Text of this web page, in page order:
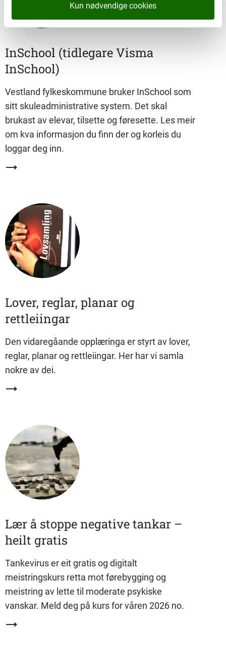
Kun nødvendige cookies
InSchool (tidlegare Visma
InSchool)
Vestland fylkeskommune bruker InSchool som
sitt skuleadministrative system. Det skal
brukast av elevar, tilsette og føresette. Les meir
om kva informasjon du finn der og korleis du
loggar deg inn.
Lover, reglar, planar og
rettleiingar
Den vidaregåande opplæringa er styrt av lover,
reglar, planar og rettleiingar. Her har vi samla
nokre av dei.
Lær å stoppe negative tankar –
heilt gratis
Tankevirus er eit gratis og digitalt
meistringskurs retta mot førebygging og
meistring av lette til moderate psykiske
vanskar. Meld deg på kurs for våren 2026 no.